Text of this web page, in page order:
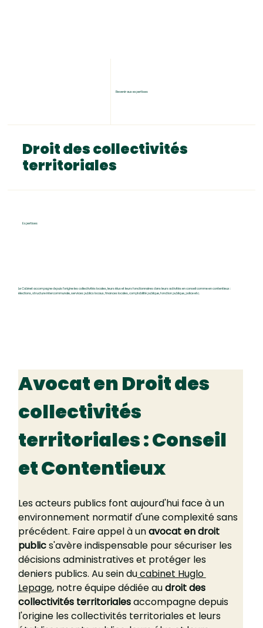
Droit des collectivités
territoriales
Expertises
Revenir aux expertises
Le Cabinet accompagne depuis l’origine les collectivités locales, leurs élus et leurs fonctionnaires dans leurs activités en conseil comme en contentieux :
élections, structure intercommunale, services publics locaux, finances locales, comptabilité publique, fonction publique, police etc.
Avocat en Droit des
collectivités
territoriales : Conseil
et Contentieux
Les acteurs publics font aujourd'hui face à un
environnement normatif d'une complexité sans
précédent. Faire appel à un avocat en droit
public s'avère indispensable pour sécuriser les
décisions administratives et protéger les
deniers publics. Au sein du cabinet Huglo
Lepage, notre équipe dédiée au droit des
collectivités territoriales accompagne depuis
l'origine les collectivités territoriales et leurs